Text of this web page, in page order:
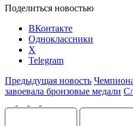
Поделиться новостью
ВКонтакте
Одноклассники
X
Telegram
Предыдущая новость
завоевала бронзовые медали